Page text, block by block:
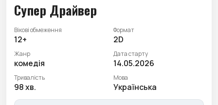
Супер Драйвер
Вікові обмеження
12+
Формат
2D
Жанр
комедія
Дата старту
14.05.2026
Тривалість
98 хв.
Мова
Українська